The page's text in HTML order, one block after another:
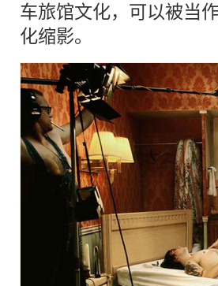
车旅馆文化，可以被当
化缩影。